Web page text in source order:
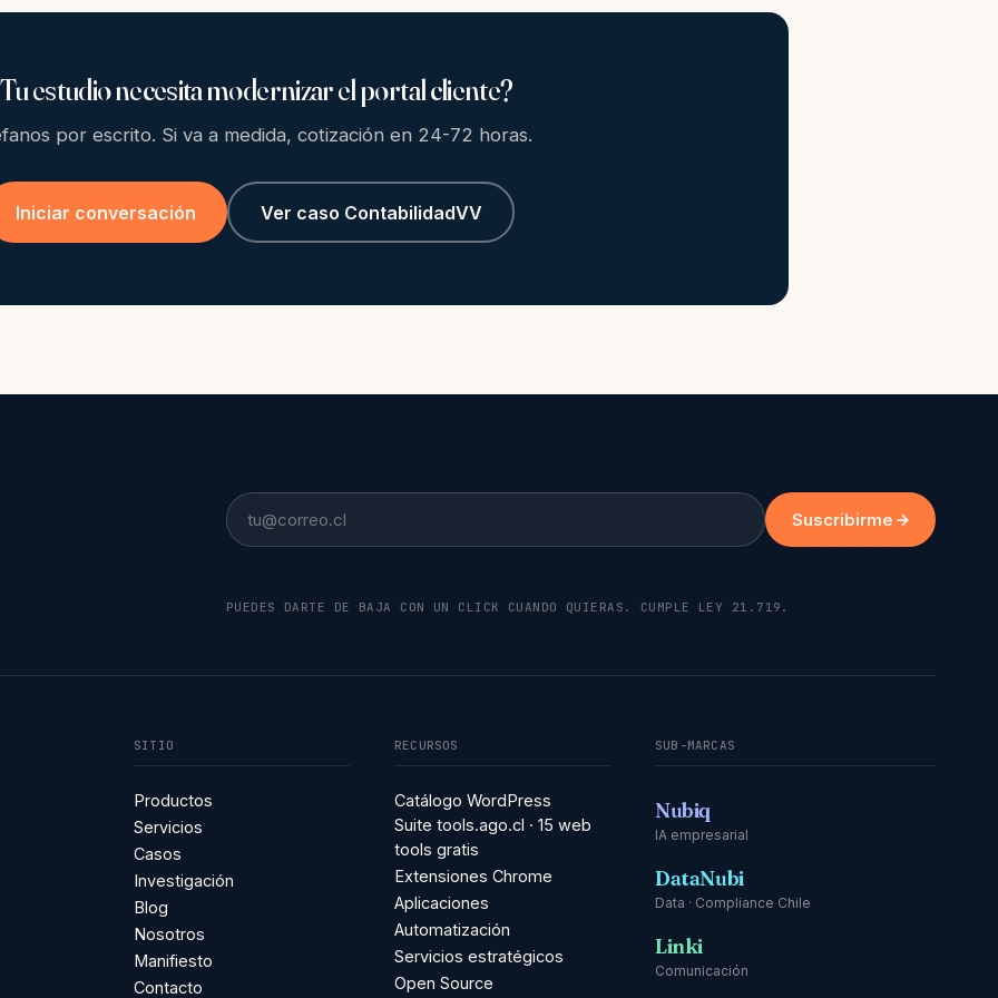
estudio necesita modernizar el portal cliente?
por escrito. Si va a medida, cotización en 24-72 horas.
Iniciar conversación Ver caso ContabilidadVV
Email
Suscribirme
PUEDES DARTE DE BAJA CON UN CLICK CUANDO QUIERAS. CUMPLE LEY 21.719.
SITIO
Productos
Servicios
Casos
Investigación
Blog
Nosotros
Manifiesto
Contacto
RECURSOS
Catálogo WordPress
Suite tools.ago.cl · 15 web
tools gratis
Extensiones Chrome
Aplicaciones
Automatización
Servicios estratégicos
Open Source
SUB-MARCAS
Nubiq
IA empresarial
DataNubi
Data · Compliance Chile
Linki
Comunicación